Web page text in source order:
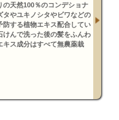
の天然100％のコンデショナ
タやユキノシタやビワなどの
防する植物エキス配合してい
けんで洗った後の髪をふんわ
キス成分はすべて無農薬栽